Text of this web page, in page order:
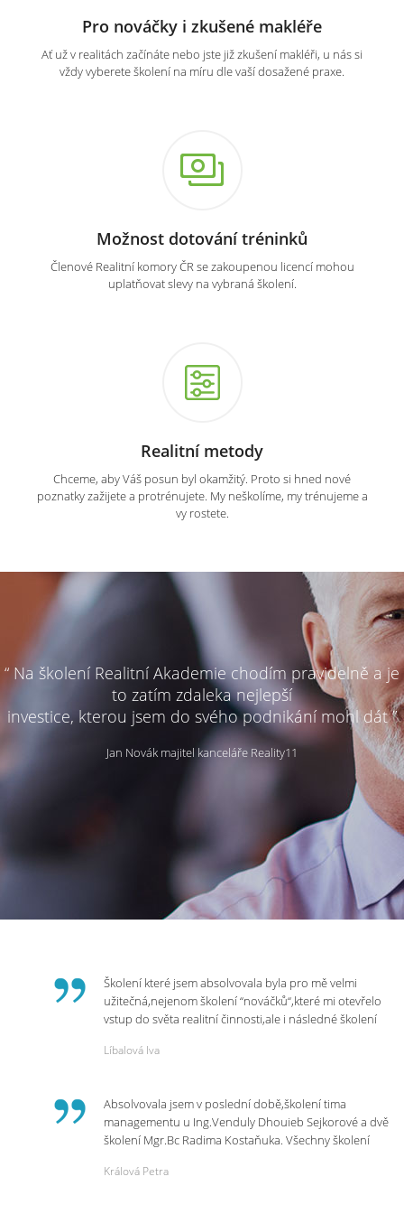
Pro nováčky i zkušené makléře
Ať už v realitách začínáte nebo jste již zkušení makléři, u nás si
vždy vyberete školení na míru dle vaší dosažené praxe.
Možnost dotování tréninků
Členové Realitní komory ČR se zakoupenou licencí mohou
uplatňovat slevy na vybraná školení.
Realitní metody
Chceme, aby Váš posun byl okamžitý. Proto si hned nové
poznatky zažijete a protrénujete. My neškolíme, my trénujeme a
vy rostete.
“ Na školení Realitní Akademie chodím pravidelně a je
to zatím zdaleka nejlepší
investice, kterou jsem do svého podnikání mohl dát ”
Jan Novák majitel kanceláře Reality11
Školení které jsem absolvovala byla pro mě velmi
užitečná,nejenom školení “nováčků“,které mi otevřelo
vstup do světa realitní činnosti,ale i následné školení
p.Vendulce která s nesmírnou lidskostí,přesto
potřebná školení,která Realitní Akademie umožňuje.
Líbalová Iva
Absolvovala jsem v poslední době,školení tima
managementu u Ing.Venduly Dhouieb Sejkorové a dvě
školení Mgr.Bc Radima Kostaňuka. Všechny školení
práci a na život.
Králová Petra